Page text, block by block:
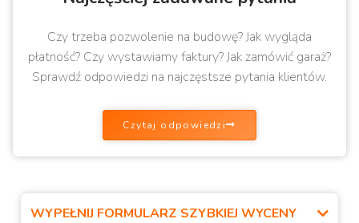
Czy trzeba pozwolenie na budowę? Jak wygląda
płatność? Czy wystawiamy faktury? Jak zamówić garaż?
Sprawdź odpowiedzi na najczęstsze pytania klientów.
Czytaj odpowiedzi
WYPEŁNIJ FORMULARZ SZYBKIEJ WYCENY